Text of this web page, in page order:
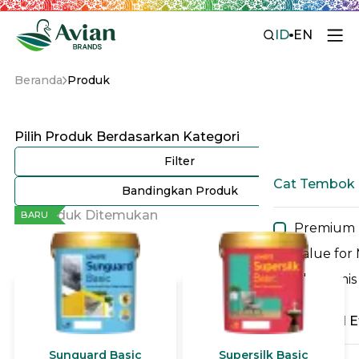
ID EN
Beranda Produk
Pilih Produk Berdasarkan Kategori
Filter
Cat Tembok
Premium
Value for
Ekonomis
Cat Spesial
27 Produk Ditemukan
Bandingkan Produk
BARU
Sunguard Basic Supersilk Basic